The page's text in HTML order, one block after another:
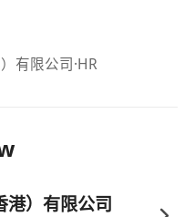
有限公司·HR
港）有限公司